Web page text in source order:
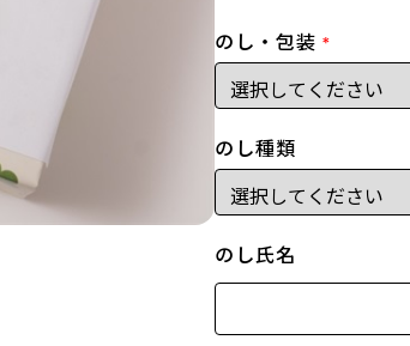
のし・包装 *
のし種類
のし氏名